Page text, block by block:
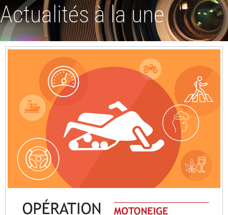
Actualités à la une